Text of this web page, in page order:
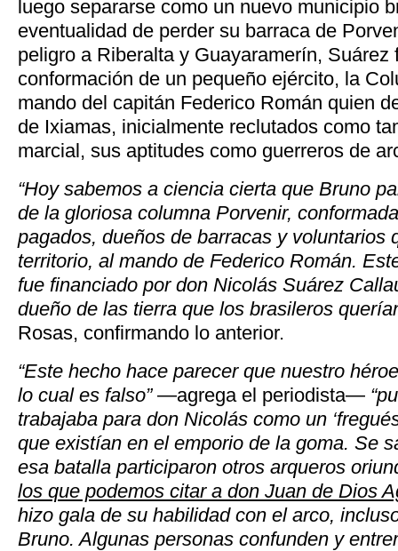
luego separarse como un nuevo municipio
eventualidad de perder su barraca de
peligro a Riberalta y Guayaramerín, Suárez
conformación de un pequeño ejército, la
mando del capitán Federico Román quien
de Ixiamas, inicialmente reclutados como
marcial, sus aptitudes como guerreros de
“Hoy sabemos a ciencia cierta que Bruno
de la gloriosa columna Porvenir,
pagados, dueños de barracas y voluntarios
territorio, al mando de Federico Román.
fue financiado por don Nicolás Suárez
dueño de las tierra que los brasileros
Rosas, confirmando lo anterior.
“Este hecho hace parecer que nuestro
lo cual es falso”—agrega el periodista—
trabajaba para don Nicolás como un
que existían en el emporio de la goma. Se
esa batalla participaron otros arqueros
los que podemos citar a don Juan de Dios
hizo gala de su habilidad con el arco,
Bruno. Algunas personas confunden y